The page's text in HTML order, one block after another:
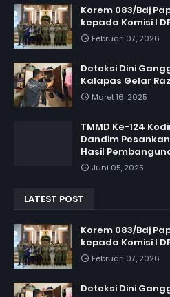
Korem 083/Bdj
kepada Komisi I
Februari 07, 2026
Deteksi Dini
Kalapas Gelar
Maret 16, 2025
TMMD Ke-124
Dandim
Hasil
Juni 05, 2025
LATEST POST
Korem 083/Bdj
kepada Komisi I
Februari 07, 2026
Deteksi Dini